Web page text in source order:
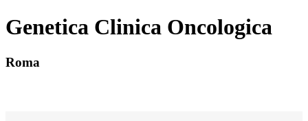
Genetica Clinica Oncologica
Roma